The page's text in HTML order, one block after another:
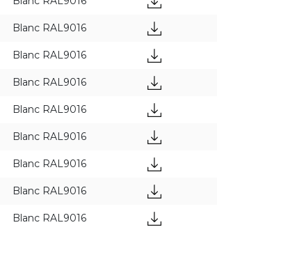
Blanc RAL9016
Blanc RAL9016
Blanc RAL9016
Blanc RAL9016
Blanc RAL9016
Blanc RAL9016
Blanc RAL9016
Blanc RAL9016